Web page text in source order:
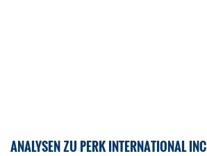
ANALYSEN ZU PERK INTERNATIONAL INC